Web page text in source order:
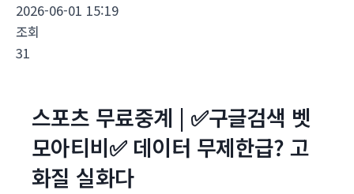
2026-06-01 15:19
조회
31
스포츠 무료중계 | ✅구글검색 벳
모아티비✅ 데이터 무제한급? 고
화질 실화다